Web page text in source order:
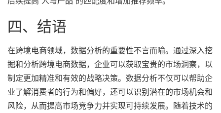
四、结语
在跨境电商领域，数据分析的重要性不言而喻。通过深入挖
掘和分析跨境电商数据，企业可以获取宝贵的市场洞察，以
制定更加精准和有效的战略决策。数据分析不仅可以帮助企
业了解消费者的行为和偏好，还可以识别潜在的市场机会和
风险，从而提高市场竞争力并实现可持续发展。随着技术的